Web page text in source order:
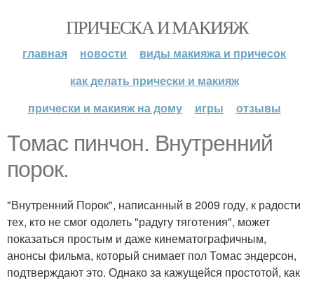
ПРИЧЕСКА И МАКИЯЖ
главная новости
виды макияжа и причесок
как делать прически и макияж
прически и макияж на дому
игры отзывы
Томас пинчон. Внутренний
порок.
"Внутренний Порок", написанный в 2009 году, к радости
тех, кто не смог одолеть "радугу тяготения", может
показаться простым и даже кинематографичным,
анонсы фильма, который снимает пол Томас эндерсон,
подтверждают это. Однако за кажущейся простотой, как